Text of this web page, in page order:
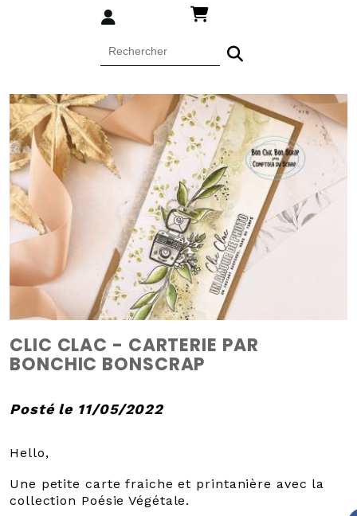
CLIC CLAC - CARTERIE PAR
BONCHIC BONSCRAP
Posté le 11/05/2022
Hello,
Une petite carte fraiche et printanière avec la
collection Poésie Végétale.